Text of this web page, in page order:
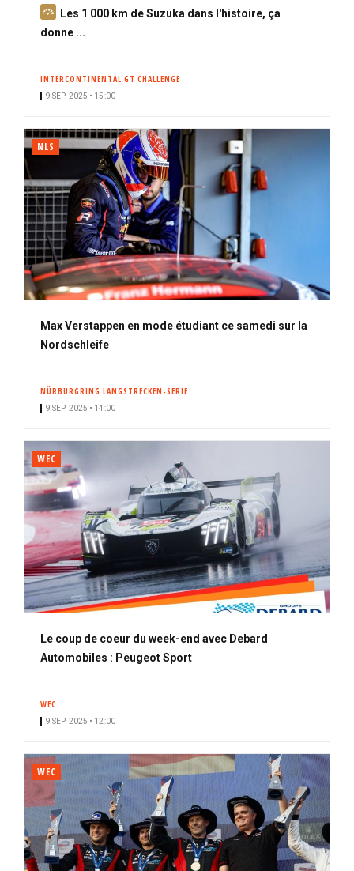
A
b
Les 1 000 km de Suzuka dans l'histoire, ça
donne ...
INTERCONTINENTAL GT CHALLENGE
9 SEP. 2025 • 15:00
NLS
Max Verstappen en mode étudiant ce samedi sur la
Nordschleife
NÜRBURGRING LANGSTRECKEN-SERIE
9 SEP. 2025 • 14:00
WEC
Le coup de coeur du week-end avec Debard
Automobiles : Peugeot Sport
WEC
9 SEP. 2025 • 12:00
WEC